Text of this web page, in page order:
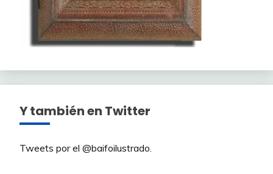
Y también en Twitter
Tweets por el @baifoilustrado.